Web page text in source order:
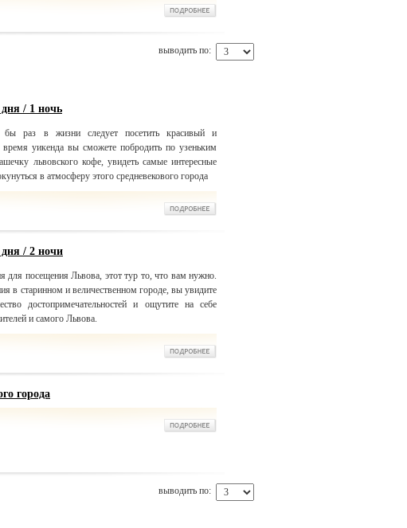
выводить по:
/ 1 ночь
раз в жизни следует посетить красивый и
уикенда вы сможете побродить по узеньким
львовского кофе, увидеть самые интересные
в атмосферу этого средневекового города
/ 2 ночи
для посещения Львова, этот тур то, что вам нужно.
в старинном и величественном городе, вы увидите
достопримечательностей и ощутите на себе
и самого Львова.
города
выводить по: